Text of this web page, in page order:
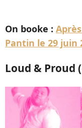
On booke :
Pantin le 29 juin
Loud & Proud